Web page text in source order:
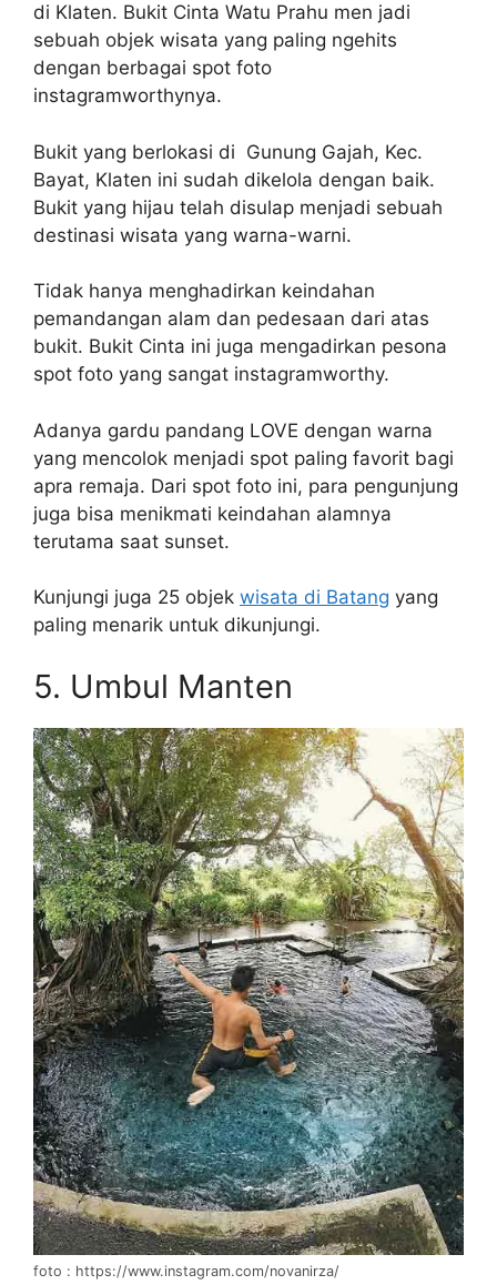
di Klaten. Bukit Cinta Watu Prahu men jadi
sebuah objek wisata yang paling ngehits
dengan berbagai spot foto
instagramworthynya.
Bukit yang berlokasi di Gunung Gajah, Kec.
Bayat, Klaten ini sudah dikelola dengan baik.
Bukit yang hijau telah disulap menjadi sebuah
destinasi wisata yang warna-warni.
Tidak hanya menghadirkan keindahan
pemandangan alam dan pedesaan dari atas
bukit. Bukit Cinta ini juga mengadirkan pesona
spot foto yang sangat instagramworthy.
Adanya gardu pandang LOVE dengan warna
yang mencolok menjadi spot paling favorit bagi
apra remaja. Dari spot foto ini, para pengunjung
juga bisa menikmati keindahan alamnya
terutama saat sunset.
Kunjungi juga 25 objek wisata di Batang yang
paling menarik untuk dikunjungi.
5. Umbul Manten
foto : https://www.instagram.com/novanirza/